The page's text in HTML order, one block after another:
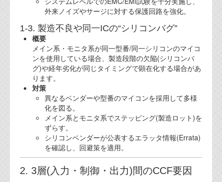
外来ノイズやサージに対する保護回路を強化。
1-3. 製造不良や同一ICの“シリコンバグ”
概要
メイン系・モニタ系が同一型番/同一シリコンのマイコ
ンを使用している場合、製造段階の欠陥(シリコンバ
グ)や経年劣化が同じタイミングで顕在化する場合があ
ります。
対策
異なるベンダーや型番のマイコンを採用して多様
化を図る。
メイン系とモニタ系でステッピング(製造ロット)を
ずらす。
シリコンベンダーが公表するエラッタ情報(Errata)
を確認し、回避策を適用。
2. 3層(入力・制御・出力)間のCCF要因